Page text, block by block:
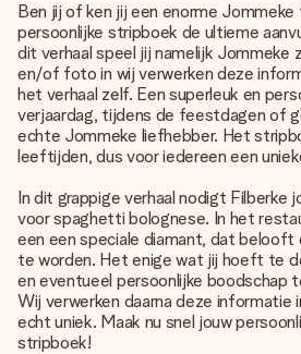
Ben jij of ken jij een enorme Jommeke
persoonlijke stripboek de ultieme
dit verhaal speel jij namelijk Jommeke
en/of foto in wij verwerken deze
het verhaal zelf. Een superleuk en
verjaardag, tijdens de feestdagen of
echte Jommeke liefhebber. Het
leeftijden, dus voor iedereen een
In dit grappige verhaal nodigt Filberke
voor spaghetti bolognese. In het
een een speciale diamant, dat belooft
te worden. Het enige wat jij hoeft te
en eventueel persoonlijke boodschap
Wij verwerken daarna deze informatie
echt uniek. Maak nu snel jouw
stripboek!